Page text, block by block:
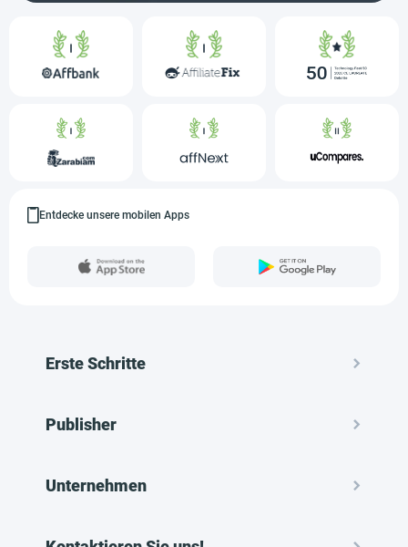
Entdecke unsere mobilen Apps
Erste Schritte
Publisher
Unternehmen